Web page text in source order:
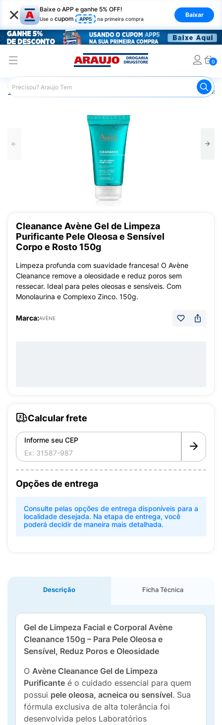
× Baixe o APP e ganhe 5% OFF!
Use o cupom APP5 na primeira compra
Baixar
0
Araujo Dermocosméticos Dermocosméticos para o
Cleanance Avène Gel de Limpeza
Purificante Pele Oleosa e Sensível
Corpo e Rosto 150g
Limpeza profunda com suavidade francesa! O Avène
Cleanance remove a oleosidade e reduz poros sem
ressecar. Ideal para peles oleosas e sensíveis. Com
Monolaurina e Complexo Zinco. 150g.
Marca:AVÈNE
Calcular frete
Informe seu CEP
Opções de entrega
Consulte pelas opções de entrega disponíveis para a
localidade desejada. Na etapa de entrega, você
poderá decidir de maneira mais detalhada.
Descrição Ficha Técnica
Gel de Limpeza Facial e Corporal Avène
Cleanance 150g – Para Pele Oleosa e
Sensível, Reduz Poros e Oleosidade
O Avène Cleanance Gel de Limpeza
Purificante é o cuidado essencial para quem
possui pele oleosa, acneica ou sensível. Sua
fórmula exclusiva de alta tolerância foi
desenvolvida pelos Laboratórios